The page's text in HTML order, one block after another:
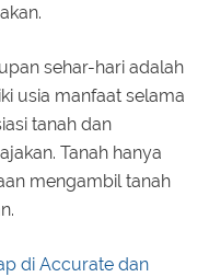
sehar-hari adalah
usia manfaat selama
tanah dan
Tanah hanya
mengambil tanah
di Accurate dan